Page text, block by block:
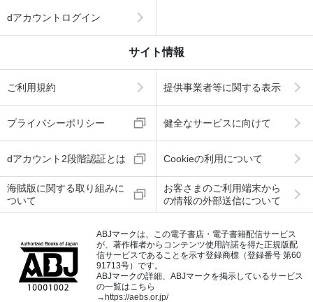
dアカウントログイン
サイト情報
ご利用規約 提供事業者等に関する表示
プライバシーポリシー 健全なサービスに向けて
dアカウント2段階認証とは Cookieの利用について
海賊版に関する取り組みに
ついて
お客さまのご利用端末から
の情報の外部送信について
ABJマークは、この電子書店・電子書籍配信サービス
が、著作権者からコンテンツ使用許諾を得た正規版配
信サービスであることを示す登録商標（登録番号 第60
91713号）です。
ABJマークの詳細、ABJマークを掲示しているサービス
の一覧はこちら
→ https://aebs.or.jp/